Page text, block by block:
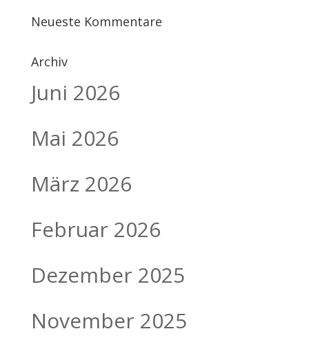
Neueste Kommentare
Archiv
Juni 2026
Mai 2026
März 2026
Februar 2026
Dezember 2025
November 2025